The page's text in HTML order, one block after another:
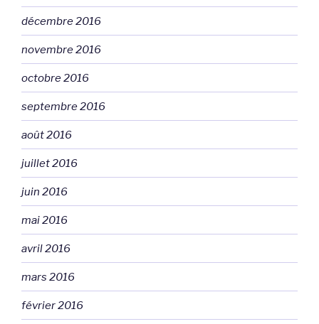
décembre 2016
novembre 2016
octobre 2016
septembre 2016
août 2016
juillet 2016
juin 2016
mai 2016
avril 2016
mars 2016
février 2016